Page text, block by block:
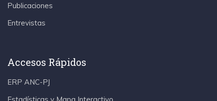
Publicaciones
Entrevistas
Accesos Rápidos
ERP ANC-PJ